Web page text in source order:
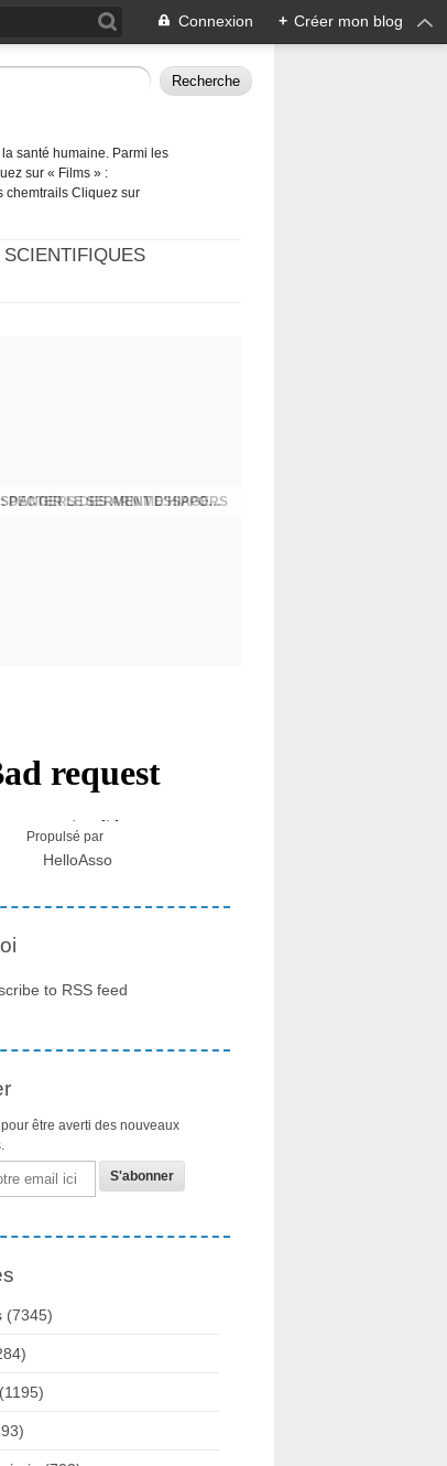
Connexion + Créer mon blog
santé humaine. Parmi les
sur « Films » :
chemtrails Cliquez sur
USA - DR KORY : LA LICENCE DE SOIGNER OU RESPECTER LE SERMENT D'HIPPOCRATE CONTRE VENTS ET MARÉES
Propulsé par
HelloAsso
to RSS feed
être averti des nouveaux
(7345)
(1195)